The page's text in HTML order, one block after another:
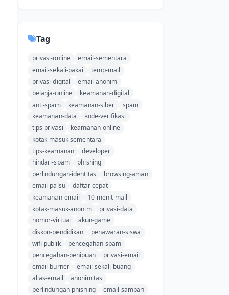
Tag
privasi-online
email-sementara
email-sekali-pakai
temp-mail
privasi-digital
email-anonim
belanja-online
keamanan-digital
anti-spam
keamanan-siber
spam
keamanan-data
kode-verifikasi
tips-privasi
keamanan-online
kotak-masuk-sementara
tips-keamanan
developer
hindari-spam
phishing
perlindungan-identitas
browsing-aman
email-palsu
daftar-cepat
keamanan-email
10-menit-mail
kotak-masuk-anonim
privasi-data
nomor-virtual
akun-game
diskon-pendidikan
penawaran-siswa
wifi-publik
pencegahan-spam
pencegahan-penipuan
privasi-email
email-burner
email-sekali-buang
alias-email
anonimitas
perlindungan-phishing
email-sampah